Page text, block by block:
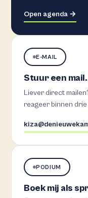
Open agenda →
E-MAIL
Stuur een mail.
Liever direct
reageer binnen
PODIUM
Boek mij als